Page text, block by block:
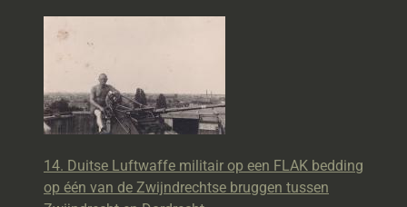
14. Duitse Luftwaffe militair op een FLAK bedding
op één van de Zwijndrechtse bruggen tussen